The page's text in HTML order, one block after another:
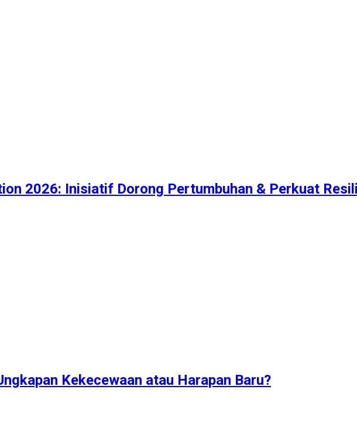
2026: Inisiatif Dorong Pertumbuhan & Perkuat
Kekecewaan atau Harapan Baru?